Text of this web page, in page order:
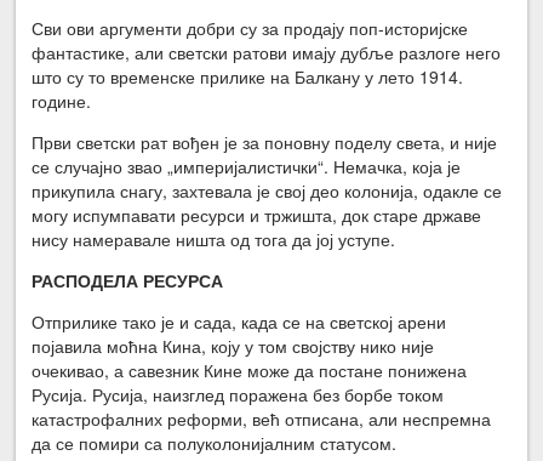
Сви ови аргументи добри су за продају поп-историјске
фантастике, али светски ратови имају дубље разлоге него
што су то временске прилике на Балкану у лето 1914.
године.
Први светски рат вођен је за поновну поделу света, и није
се случајно звао „империјалистички“. Немачка, која је
прикупила снагу, захтевала је свој део колонија, одакле се
могу испумпавати ресурси и тржишта, док старе државе
нису намеравале ништа од тога да јој уступе.
РАСПОДЕЛА РЕСУРСА
Отприлике тако је и сада, када се на светској арени
појавила моћна Кина, коју у том својству нико није
очекивао, а савезник Кине може да постане понижена
Русија. Русија, наизглед поражена без борбе током
катастрофалних реформи, већ отписана, али неспремна
да се помири са полуколонијалним статусом.